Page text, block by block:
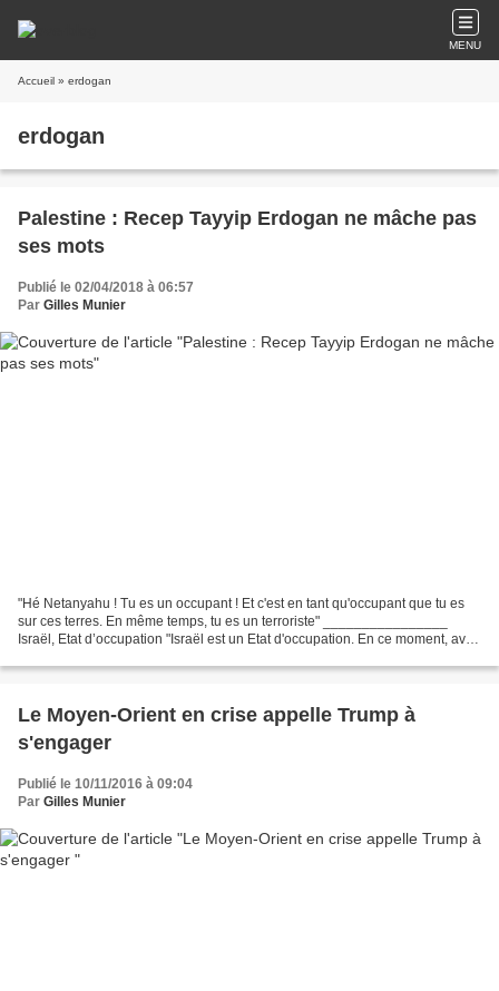
MENU
Accueil » erdogan
erdogan
Palestine : Recep Tayyip Erdogan ne mâche pas
ses mots
Publié le 02/04/2018 à 06:57
Par Gilles Munier
"Hé Netanyahu ! Tu es un occupant ! Et c'est en tant qu'occupant que tu es
sur ces terres. En même temps, tu es un terroriste" ________________
Israël, Etat d’occupation "Israël est un Etat d'occupation. En ce moment, avec
Le Moyen-Orient en crise appelle Trump à
s'engager
Publié le 10/11/2016 à 09:04
Par Gilles Munier